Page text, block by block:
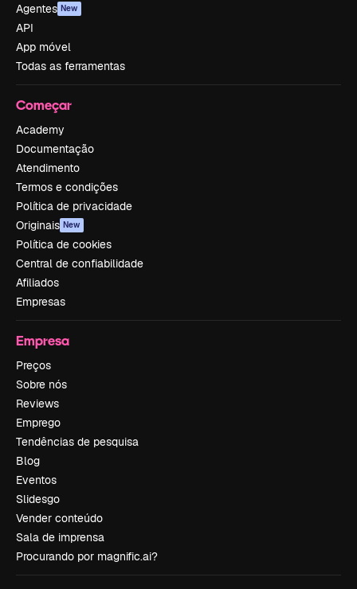
Agentes New
API
App móvel
Todas as ferramentas
Começar
Academy
Documentação
Atendimento
Termos e condições
Política de privacidade
Originais New
Política de cookies
Central de confiabilidade
Afiliados
Empresas
Empresa
Preços
Sobre nós
Reviews
Emprego
Tendências de pesquisa
Blog
Eventos
Slidesgo
Vender conteúdo
Sala de imprensa
Procurando por magnific.ai?